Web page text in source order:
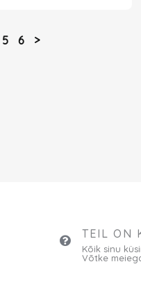
5 6 >
TEIL ON
Kõik sinu
Võtke